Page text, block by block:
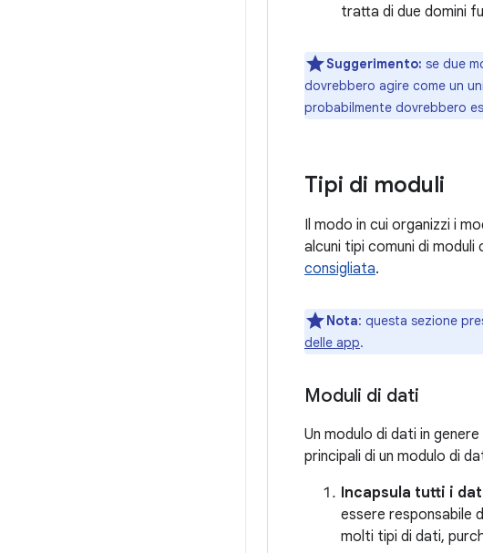
tratta di due domini
Suggerimento: se due
dovrebbero agire come un
probabilmente dovrebbero
Tipi di moduli
Il modo in cui organizzi i
alcuni tipi comuni di
consigliata.
Nota: questa sezione
delle app.
Moduli di dati
Un modulo di dati in
principali di un modulo di
Incapsula tutti i
essere responsabile
molti tipi di dati,